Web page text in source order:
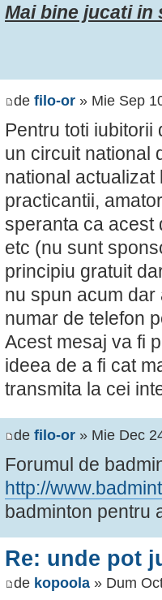
Mai bine jucati in
de filo-or » Mie Sep
Pentru toti
un circuit national
national actualizat
practicantii,
speranta ca acest
etc (nu sunt
principiu gratuit
nu spun acum
numar de telefon
Acest mesaj va fi
ideea de a fi cat
transmita la cei
de filo-or » Mie Dec
Forumul de
http://
badminton pentru
Re: unde pot
de kopoola » Dum